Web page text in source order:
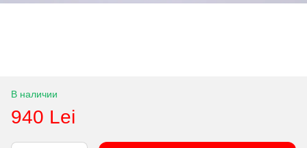
В наличии
940 Lei